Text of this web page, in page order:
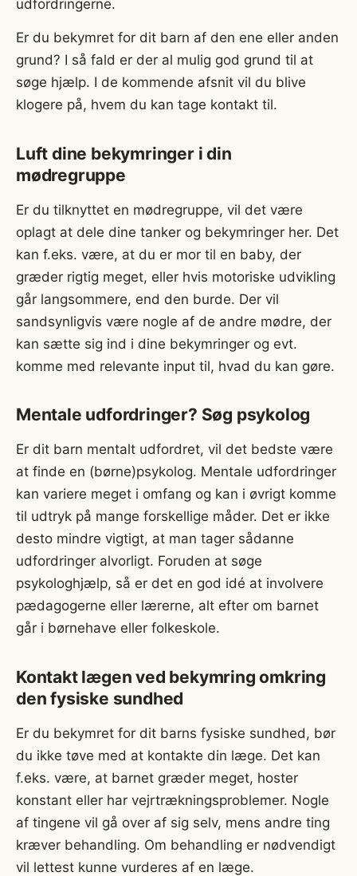
udfordringerne.
Er du bekymret for dit barn af den ene eller anden
grund? I så fald er der al mulig god grund til at
søge hjælp. I de kommende afsnit vil du blive
klogere på, hvem du kan tage kontakt til.
Luft dine bekymringer i din
mødregruppe
Er du tilknyttet en mødregruppe, vil det være
oplagt at dele dine tanker og bekymringer her. Det
kan f.eks. være, at du er mor til en baby, der
græder rigtig meget, eller hvis motoriske udvikling
går langsommere, end den burde. Der vil
sandsynligvis være nogle af de andre mødre, der
kan sætte sig ind i dine bekymringer og evt.
komme med relevante input til, hvad du kan gøre.
Mentale udfordringer? Søg psykolog
Er dit barn mentalt udfordret, vil det bedste være
at finde en (børne)psykolog. Mentale udfordringer
kan variere meget i omfang og kan i øvrigt komme
til udtryk på mange forskellige måder. Det er ikke
desto mindre vigtigt, at man tager sådanne
udfordringer alvorligt. Foruden at søge
psykologhjælp, så er det en god idé at involvere
pædagogerne eller lærerne, alt efter om barnet
går i børnehave eller folkeskole.
Kontakt lægen ved bekymring omkring
den fysiske sundhed
Er du bekymret for dit barns fysiske sundhed, bør
du ikke tøve med at kontakte din læge. Det kan
f.eks. være, at barnet græder meget, hoster
konstant eller har vejrtrækningsproblemer. Nogle
af tingene vil gå over af sig selv, mens andre ting
kræver behandling. Om behandling er nødvendigt
vil lettest kunne vurderes af en læge.